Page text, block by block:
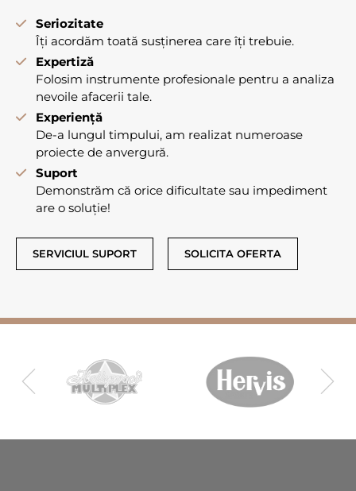
Seriozitate
Îți acordăm toată susținerea care îți trebuie.
Expertiză
Folosim instrumente profesionale pentru a analiza
nevoile afacerii tale.
Experiență
De-a lungul timpului, am realizat numeroase
proiecte de anvergură.
Suport
Demonstrăm că orice dificultate sau impediment
are o soluție!
SERVICIUL SUPORT SOLICITA OFERTA